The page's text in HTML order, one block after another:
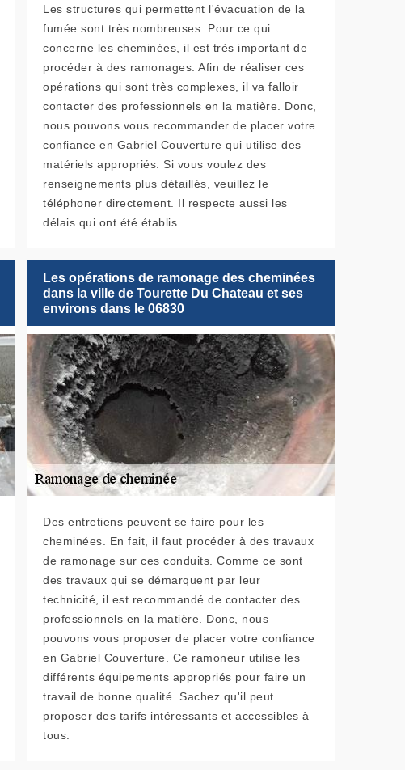
Les structures qui permettent l'évacuation de la
fumée sont très nombreuses. Pour ce qui
concerne les cheminées, il est très important de
procéder à des ramonages. Afin de réaliser ces
opérations qui sont très complexes, il va falloir
contacter des professionnels en la matière. Donc,
nous pouvons vous recommander de placer votre
confiance en Gabriel Couverture qui utilise des
matériels appropriés. Si vous voulez des
renseignements plus détaillés, veuillez le
téléphoner directement. Il respecte aussi les
délais qui ont été établis.
Les opérations de ramonage des cheminées
dans la ville de Tourette Du Chateau et ses
environs dans le 06830
Des entretiens peuvent se faire pour les
cheminées. En fait, il faut procéder à des travaux
de ramonage sur ces conduits. Comme ce sont
des travaux qui se démarquent par leur
technicité, il est recommandé de contacter des
professionnels en la matière. Donc, nous
pouvons vous proposer de placer votre confiance
en Gabriel Couverture. Ce ramoneur utilise les
différents équipements appropriés pour faire un
travail de bonne qualité. Sachez qu'il peut
proposer des tarifs intéressants et accessibles à
tous.